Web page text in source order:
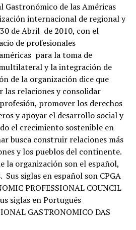
Gastronómico de las Américas
internacional de regional y
de Abril de 2010, con el
de profesionales
para la toma de
y la integración de
de la organización dice que
relaciones y consolidar
promover los derechos
y apoyar el desarrollo social y
el crecimiento sostenible en
busca construir relaciones más
y los pueblos del continente.
la organización son el español,
siglas en español son CPGA
PROFESSIONAL COUNCIL
siglas en Portugués
GASTRONOMICO DAS